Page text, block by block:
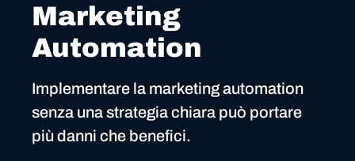
Marketing
Automation
Implementare la marketing automation
senza una strategia chiara può portare
più danni che benefici.